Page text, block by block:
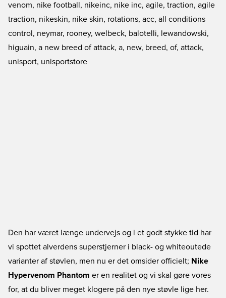
Den har været længe undervejs og i et godt stykke tid har
vi spottet alverdens superstjerner i black- og whiteoutede
varianter af støvlen, men nu er det omsider officielt; Nike
Hypervenom Phantom er en realitet og vi skal gøre vores
for, at du bliver meget klogere på den nye støvle lige her.